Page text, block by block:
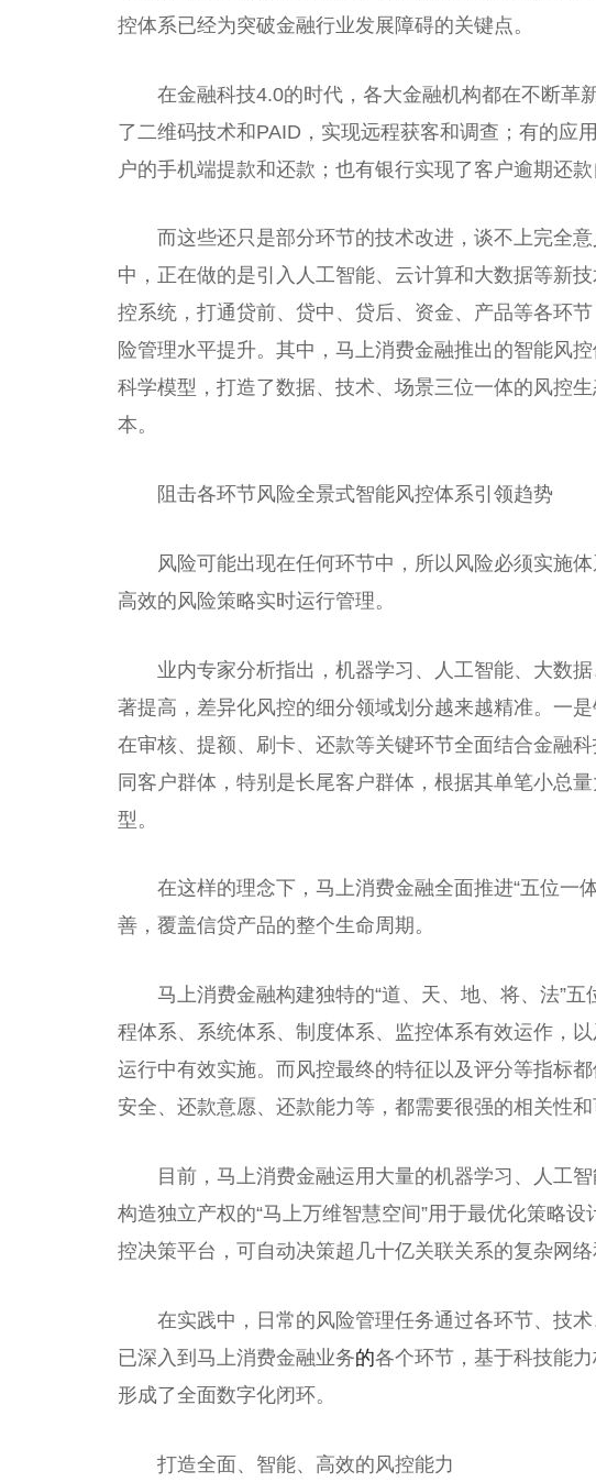
控体系已经为突破金融行业发展障碍的关键点。
在金融科技4.0的时代，各大金融机构都在不断革
了二维码技术和PAID，实现远程获客和调查 ；有的应
户的手机端提款和还款；也有银行实现了客户逾期还款
而这些还只是部分环节的技术改进，谈不上完全
中，正在做的是引入人工智能、云计算和大数据等新
控系统，打通贷前、贷中、贷后、资金、产品等各环
险管理水平提升。其中，马上消费金融推出的智能风
科学模型，打造了数据、技术、场景三位一体的风控
本。
阻击各环节风险全景式智能风控体系引领趋势
风险可能出现在任何环节中，所以风险必须实施
高效的风险策略实时运行管理。
业内专家分析指出，机器学习 、人工智能、大数
著提高，差异化风控的细分领域划分越来越精准。一
在审核、提额、刷卡、还款等关键环节全面结合金融
同客户群体，特别是长尾客户群体，根据其单笔小总
型。
在这样的理念下，马上消费金融全面推进“五位一
善，覆盖信贷产品的整个生命周期。
马上消费金融构建独特的“道、天、地、将、法”
程体系、系统体系、制度体系、监控体系有效运作，
运行中有效实施。而风控最终的特征以及评分等指标
安全、还款意愿、还款能力等，都需要很强的相关性
目前，马上消费金融运用大量的机器学习 、人工
构造独立产权的“马上万维智慧空间”用于最优化策略
控决策平台，可自动决策超几十亿关联关系的复杂网络
在实践中，日常的风险管理任务通过各环节、技
已深入到马上消费金融业务的各个环节，基于科技能
形成了全面数字化闭环。
打造全面、智能、高效的风控能力